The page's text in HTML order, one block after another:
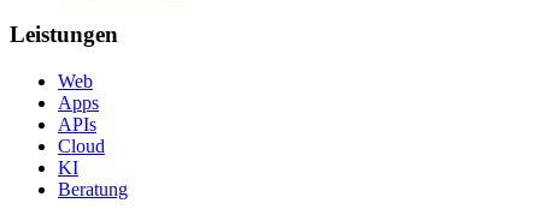
Leistungen
Web
Apps
APIs
Cloud
KI
Beratung